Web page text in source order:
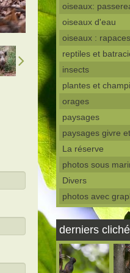
oiseaux:
oiseaux d'eau
oiseaux : rapaces
reptiles et
insects
plantes et
orages
paysages
paysages givre
La réserve
photos sous
Divers
photos avec
derniers